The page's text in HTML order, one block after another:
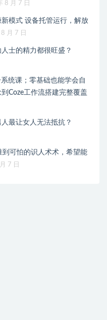
8 月 7 日
模式 设备托管运行，解放
月 7 日
士的精力都很旺盛？
统课；零基础也能学会自
Coze工作流搭建完整覆盖
最让女人无法抵抗？
可怕的识人术术，希望能
7 日